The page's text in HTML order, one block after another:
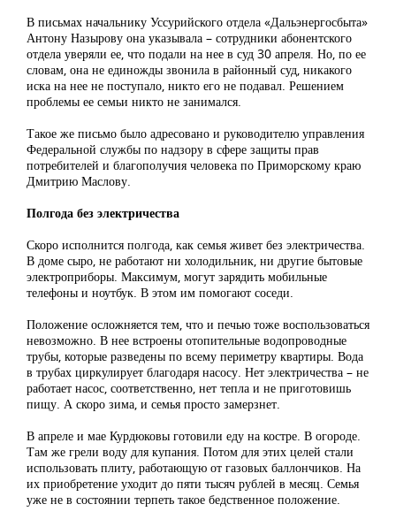
В письмах начальнику Уссурийского отдела «Дальэнергосбыта»
Антону Назырову она указывала – сотрудники абонентского
отдела уверяли ее, что подали на нее в суд 30 апреля. Но, по ее
словам, она не единожды звонила в районный суд, никакого
иска на нее не поступало, никто его не подавал. Решением
проблемы ее семьи никто не занимался.
Такое же письмо было адресовано и руководителю управления
Федеральной службы по надзору в сфере защиты прав
потребителей и благополучия человека по Приморскому краю
Дмитрию Маслову.
Полгода без электричества
Скоро исполнится полгода, как семья живет без электричества.
В доме сыро, не работают ни холодильник, ни другие бытовые
электроприборы. Максимум, могут зарядить мобильные
телефоны и ноутбук. В этом им помогают соседи.
Положение осложняется тем, что и печью тоже воспользоваться
невозможно. В нее встроены отопительные водопроводные
трубы, которые разведены по всему периметру квартиры. Вода
в трубах циркулирует благодаря насосу. Нет электричества – не
работает насос, соответственно, нет тепла и не приготовишь
пищу. А скоро зима, и семья просто замерзнет.
В апреле и мае Курдюковы готовили еду на костре. В огороде.
Там же грели воду для купания. Потом для этих целей стали
использовать плиту, работающую от газовых баллончиков. На
их приобретение уходит до пяти тысяч рублей в месяц. Семья
уже не в состоянии терпеть такое бедственное положение.